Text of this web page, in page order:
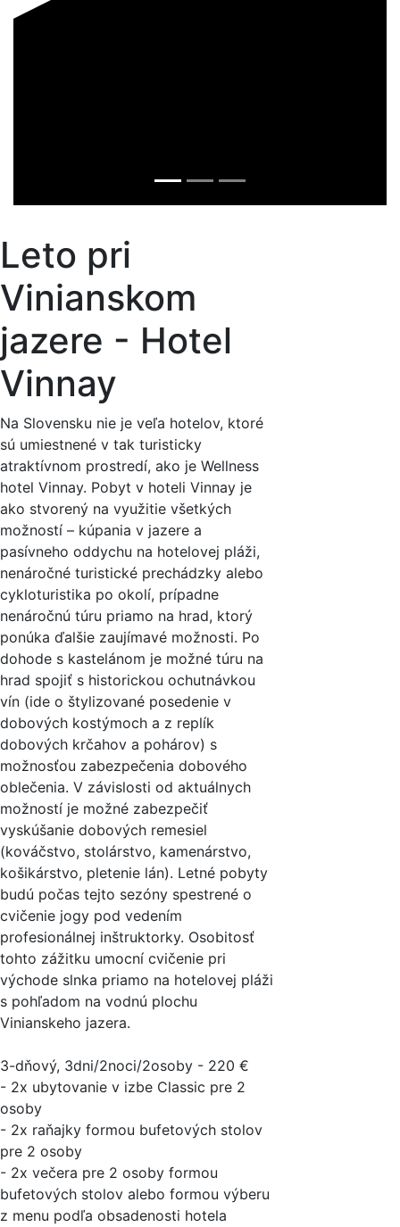
Leto pri
Vinianskom
jazere - Hotel
Vinnay
Na Slovensku nie je veľa hotelov, ktoré
sú umiestnené v tak turisticky
atraktívnom prostredí, ako je Wellness
hotel Vinnay. Pobyt v hoteli Vinnay je
ako stvorený na využitie všetkých
možností – kúpania v jazere a
pasívneho oddychu na hotelovej pláži,
nenáročné turistické prechádzky alebo
cykloturistika po okolí, prípadne
nenáročnú túru priamo na hrad, ktorý
ponúka ďalšie zaujímavé možnosti. Po
dohode s kastelánom je možné túru na
hrad spojiť s historickou ochutnávkou
vín (ide o štylizované posedenie v
dobových kostýmoch a z replík
dobových krčahov a pohárov) s
možnosťou zabezpečenia dobového
oblečenia. V závislosti od aktuálnych
možností je možné zabezpečiť
vyskúšanie dobových remesiel
(kováčstvo, stolárstvo, kamenárstvo,
košikárstvo, pletenie lán). Letné pobyty
budú počas tejto sezóny spestrené o
cvičenie jogy pod vedením
profesionálnej inštruktorky. Osobitosť
tohto zážitku umocní cvičenie pri
východe slnka priamo na hotelovej pláži
s pohľadom na vodnú plochu
Vinianskeho jazera.
3-dňový, 3dni/2noci/2osoby - 220 €
- 2x ubytovanie v izbe Classic pre 2
osoby
- 2x raňajky formou bufetových stolov
pre 2 osoby
- 2x večera pre 2 osoby formou
bufetových stolov alebo formou výberu
z menu podľa obsadenosti hotela